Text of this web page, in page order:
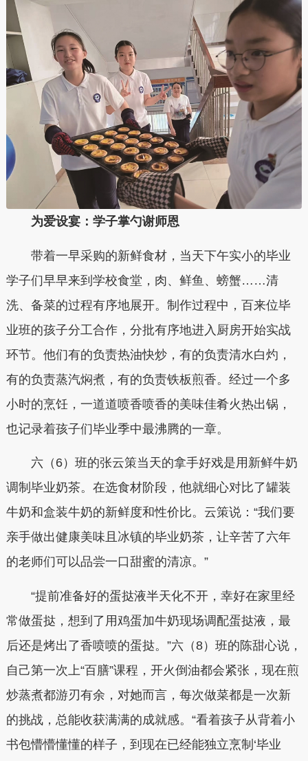
为爱设宴：学子掌勺谢师恩
带着一早采购的新鲜食材，当天下午实小的毕业
学子们早早来到学校食堂，肉、鲜鱼、螃蟹……清
洗、备菜的过程有序地展开。制作过程中，百来位毕
业班的孩子分工合作，分批有序地进入厨房开始实战
环节。他们有的负责热油快炒，有的负责清水白灼，
有的负责蒸汽焖煮，有的负责铁板煎香。经过一个多
小时的烹饪，一道道喷香喷香的美味佳肴火热出锅，
也记录着孩子们毕业季中最沸腾的一章。
六（6）班的张云策当天的拿手好戏是用新鲜牛奶
调制毕业奶茶。在选食材阶段，他就细心对比了罐装
牛奶和盒装牛奶的新鲜度和性价比。云策说：“我们要
亲手做出健康美味且冰镇的毕业奶茶，让辛苦了六年
的老师们可以品尝一口甜蜜的清凉。”
“提前准备好的蛋挞液半天化不开，幸好在家里经
常做蛋挞，想到了用鸡蛋加牛奶现场调配蛋挞液，最
后还是烤出了香喷喷的蛋挞。”六（8）班的陈甜心说，
自己第一次上“百膳”课程，开火倒油都会紧张，现在煎
炒蒸煮都游刃有余，对她而言，每次做菜都是一次新
的挑战，总能收获满满的成就感。“看着孩子从背着小
书包懵懵懂懂的样子，到现在已经能独立烹制‘毕业